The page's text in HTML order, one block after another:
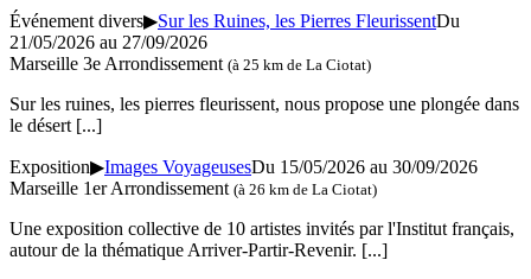
Événement divers▶Sur les Ruines, les Pierres FleurissentDu
21/05/2026 au 27/09/2026
Marseille 3e Arrondissement (à 25 km de La Ciotat)
Sur les ruines, les pierres fleurissent, nous propose une plongée dans
le désert [...]
Exposition▶Images VoyageusesDu 15/05/2026 au 30/09/2026
Marseille 1er Arrondissement (à 26 km de La Ciotat)
Une exposition collective de 10 artistes invités par l'Institut français,
autour de la thématique Arriver-Partir-Revenir. [...]